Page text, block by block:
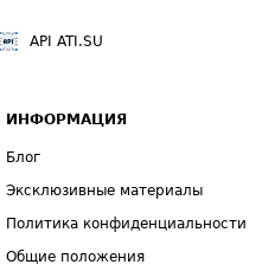
API ATI.SU
ИНФОРМАЦИЯ
Блог
Эксклюзивные материалы
Политика конфиденциальности
Общие положения